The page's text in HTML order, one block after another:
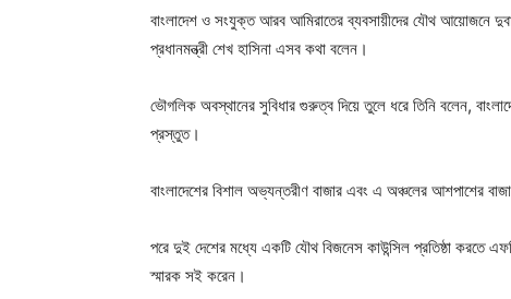
বাংলাদেশ ও সংযুক্ত আরব আমিরাতের ব্যবসায়ীদের যৌথ আয়োজনে
প্রধানমন্ত্রী শেখ হাসিনা এসব কথা বলেন।
ভৌগলিক অবস্থানের সুবিধার গুরুত্ব দিয়ে তুলে ধরে তিনি বলেন,
প্রস্তুত।
বাংলাদেশের বিশাল অভ্যন্তরীণ বাজার এবং এ অঞ্চলের আশপাশের
পরে দুই দেশের মধ্যে একটি যৌথ বিজনেস কাউন্সিল প্রতিষ্ঠা করতে
স্মারক সই করেন।